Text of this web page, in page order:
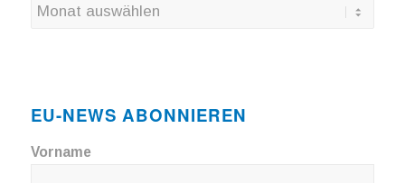
EU-NEWS ABONNIEREN
Vorname